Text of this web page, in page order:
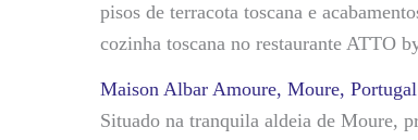
pisos de terracota toscana e
cozinha toscana no restaurante ATTO
Maison Albar Amoure, Moure, Portugal
Situado na tranquila aldeia de Moure,